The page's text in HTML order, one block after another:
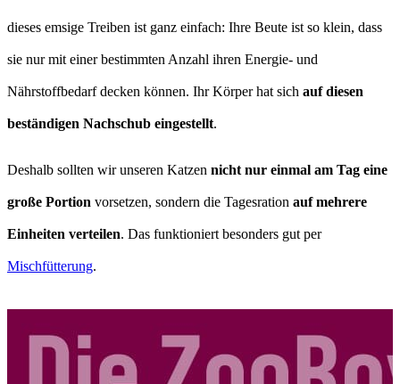
dieses emsige Treiben ist ganz einfach: Ihre Beute ist so klein, dass
sie nur mit einer bestimmten Anzahl ihren Energie- und
Nährstoffbedarf decken können. Ihr Körper hat sich auf diesen
beständigen Nachschub eingestellt.
Deshalb sollten wir unseren Katzen nicht nur einmal am Tag eine
große Portion vorsetzen, sondern die Tagesration auf mehrere
Einheiten verteilen. Das funktioniert besonders gut per
Mischfütterung.